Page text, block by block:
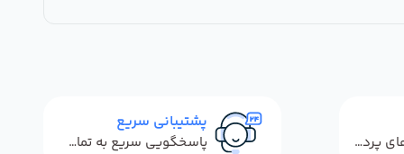
استفاده از روش‌های پرداخت امن
پشتیبانی سریع
پاسخگویی سریع به تماس‌ها و پیام‌ها